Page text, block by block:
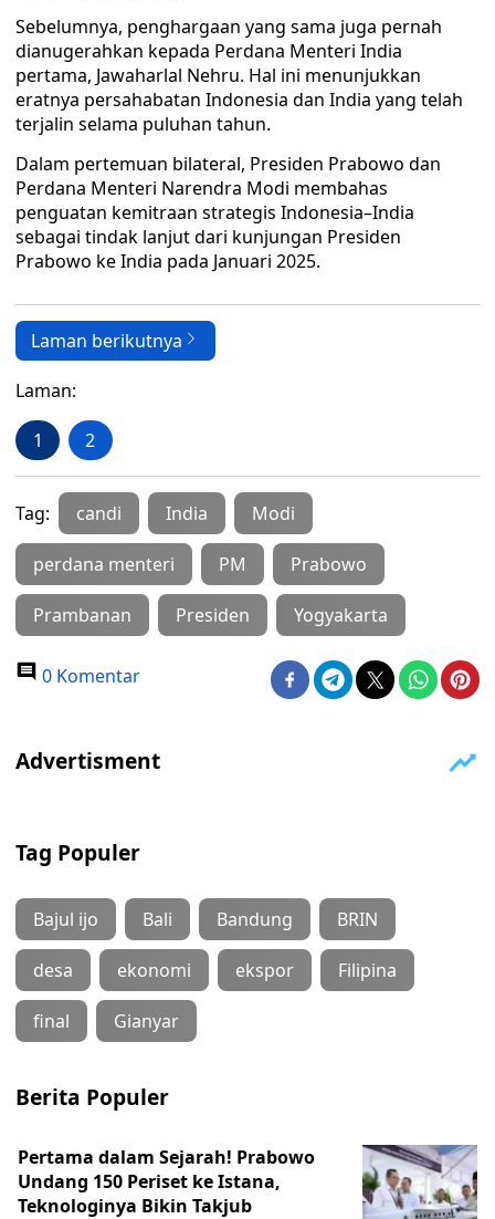
Sebelumnya, penghargaan yang sama juga pernah
dianugerahkan kepada Perdana Menteri India
pertama, Jawaharlal Nehru. Hal ini menunjukkan
eratnya persahabatan Indonesia dan India yang telah
terjalin selama puluhan tahun.
Dalam pertemuan bilateral, Presiden Prabowo dan
Perdana Menteri Narendra Modi membahas
penguatan kemitraan strategis Indonesia–India
sebagai tindak lanjut dari kunjungan Presiden
Prabowo ke India pada Januari 2025.
Laman berikutnya
Laman:
1 2
Tag: candi India Modi
perdana menteri PM Prabowo
Prambanan Presiden Yogyakarta
0 Komentar
Tag Populer
Bajul ijo Bali Bandung BRIN
desa ekonomi ekspor Filipina
final Gianyar
Berita Populer
Pertama dalam Sejarah! Prabowo
Undang 150 Periset ke Istana,
Teknologinya Bikin Takjub